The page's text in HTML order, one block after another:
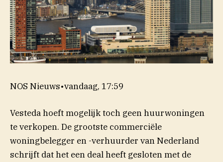
NOS Nieuws•vandaag, 17:59
Vesteda hoeft mogelijk toch geen huurwoningen
te verkopen. De grootste commerciële
woningbelegger en -verhuurder van Nederland
schrijft dat het een deal heeft gesloten met de